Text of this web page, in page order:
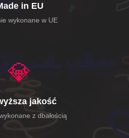
in EU
wykonane w UE
💎
jakość
z dbałością